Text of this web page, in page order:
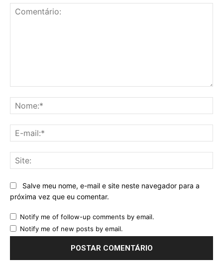
Salve meu nome, e-mail e site neste navegador para a
próxima vez que eu comentar.
Notify me of follow-up comments by email.
Notify me of new posts by email.